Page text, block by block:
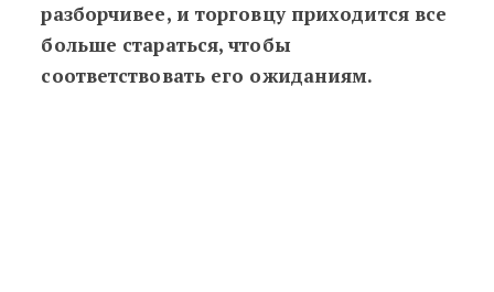
разборчивее, и торговцу приходится все
больше стараться, чтобы
соответствовать его ожиданиям.